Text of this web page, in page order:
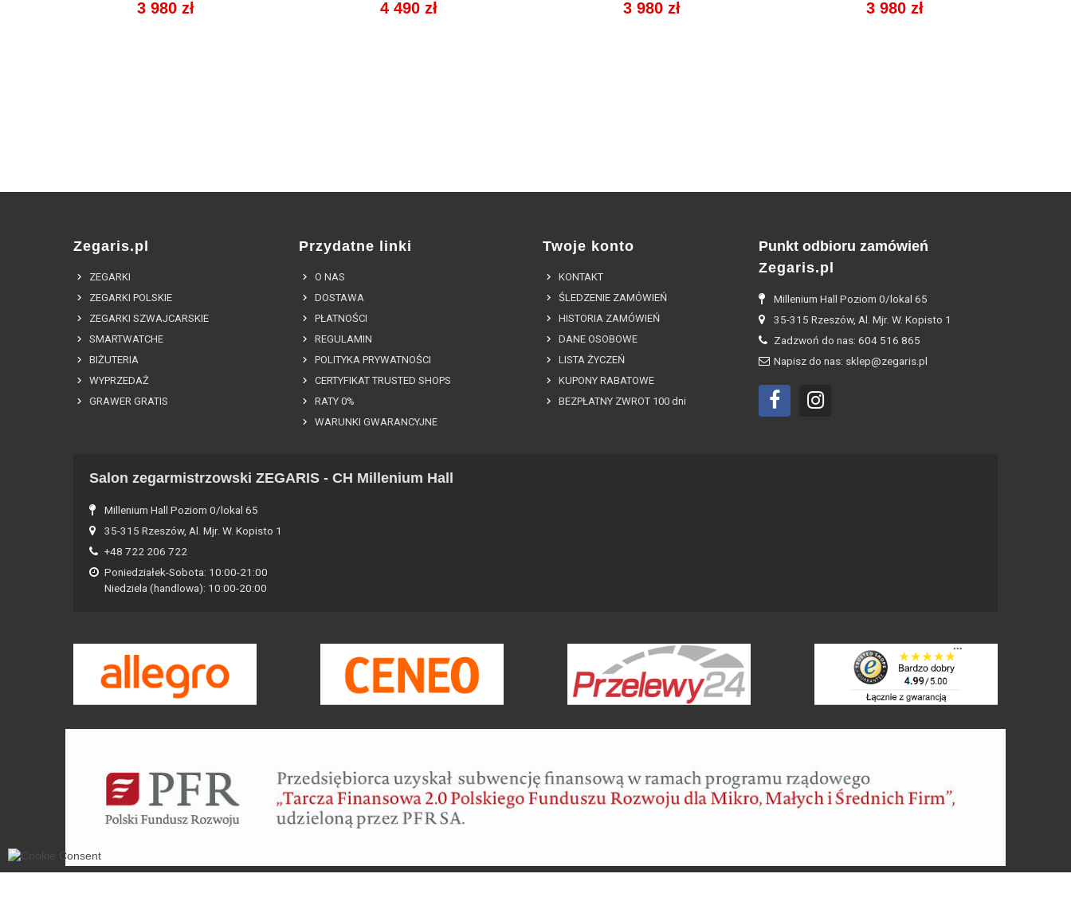
Cena
3 980 zł Cena
4 490 zł Cena
3 980 zł Cena
3 980 zł
Zegaris.pl
ZEGARKI
ZEGARKI POLSKIE
ZEGARKI SZWAJCARSKIE
SMARTWATCHE
BIŻUTERIA
WYPRZEDAŻ
GRAWER GRATIS
Przydatne linki
O NAS
DOSTAWA
PŁATNOŚCI
REGULAMIN
POLITYKA PRYWATNOŚCI
CERTYFIKAT TRUSTED SHOPS
RATY 0%
WARUNKI GWARANCYJNE
Twoje konto
KONTAKT
ŚLEDZENIE ZAMÓWIEŃ
HISTORIA ZAMÓWIEŃ
DANE OSOBOWE
LISTA ŻYCZEŃ
KUPONY RABATOWE
BEZPŁATNY ZWROT 100 dni
Punkt odbioru zamówień
Zegaris.pl
Millenium Hall Poziom 0/lokal 65
35-315 Rzeszów, Al. Mjr. W. Kopisto 1
Zadzwoń do nas: 604 516 865
Napisz do nas: sklep@zegaris.pl
Salon zegarmistrzowski ZEGARIS - CH Millenium Hall
Millenium Hall Poziom 0/lokal 65
35-315 Rzeszów, Al. Mjr. W. Kopisto 1
+48 722 206 722
Poniedziałek-Sobota: 10:00-21:00
Niedziela (handlowa): 10:00-20:00